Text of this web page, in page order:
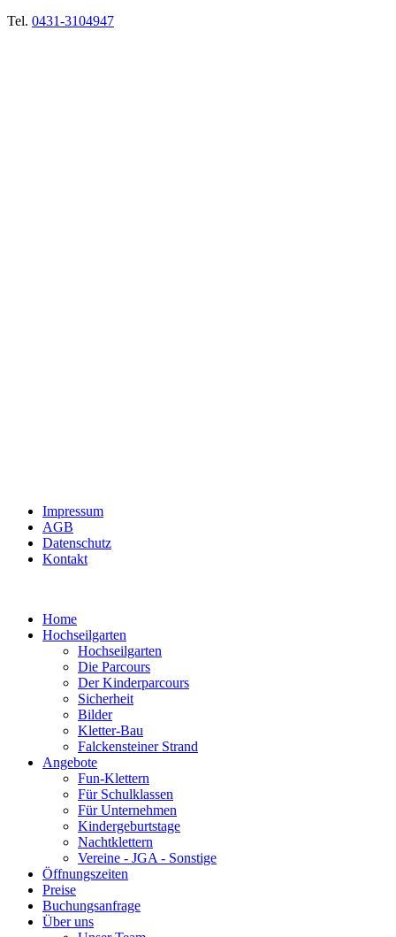
Tel. 0431-3104947
Impressum
AGB
Datenschutz
Kontakt
Home
Hochseilgarten
Hochseilgarten
Die Parcours
Der Kinderparcours
Sicherheit
Bilder
Kletter-Bau
Falckensteiner Strand
Angebote
Fun-Klettern
Für Schulklassen
Für Unternehmen
Kindergeburtstage
Nachtklettern
Vereine - JGA - Sonstige
Öffnungszeiten
Preise
Buchungsanfrage
Über uns